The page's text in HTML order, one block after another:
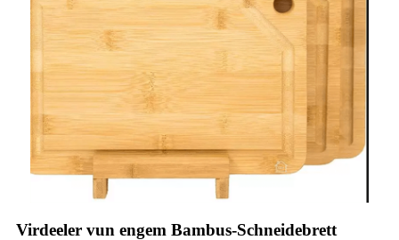
Virdeeler vun engem Bambus-Schneidebrett